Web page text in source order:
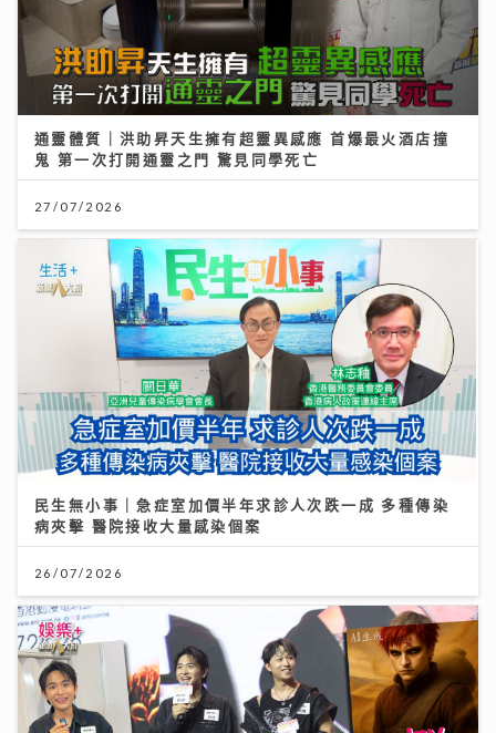
通靈體質｜洪助昇天生擁有超靈異感應 首爆最火酒店撞
鬼 第一次打開通靈之門 驚見同學死亡
27/07/2026
民生無小事｜急症室加價半年求診人次跌一成 多種傳染
病夾擊 醫院接收大量感染個案
26/07/2026